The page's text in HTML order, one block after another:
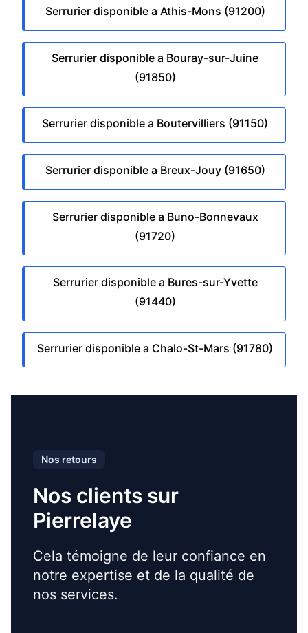
Serrurier disponible a Athis-Mons (91200)
Serrurier disponible a Bouray-sur-Juine
(91850)
Serrurier disponible a Boutervilliers (91150)
Serrurier disponible a Breux-Jouy (91650)
Serrurier disponible a Buno-Bonnevaux
(91720)
Serrurier disponible a Bures-sur-Yvette
(91440)
Serrurier disponible a Chalo-St-Mars (91780)
Nos retours
Nos clients sur
Pierrelaye
Cela témoigne de leur confiance en
notre expertise et de la qualité de
nos services.